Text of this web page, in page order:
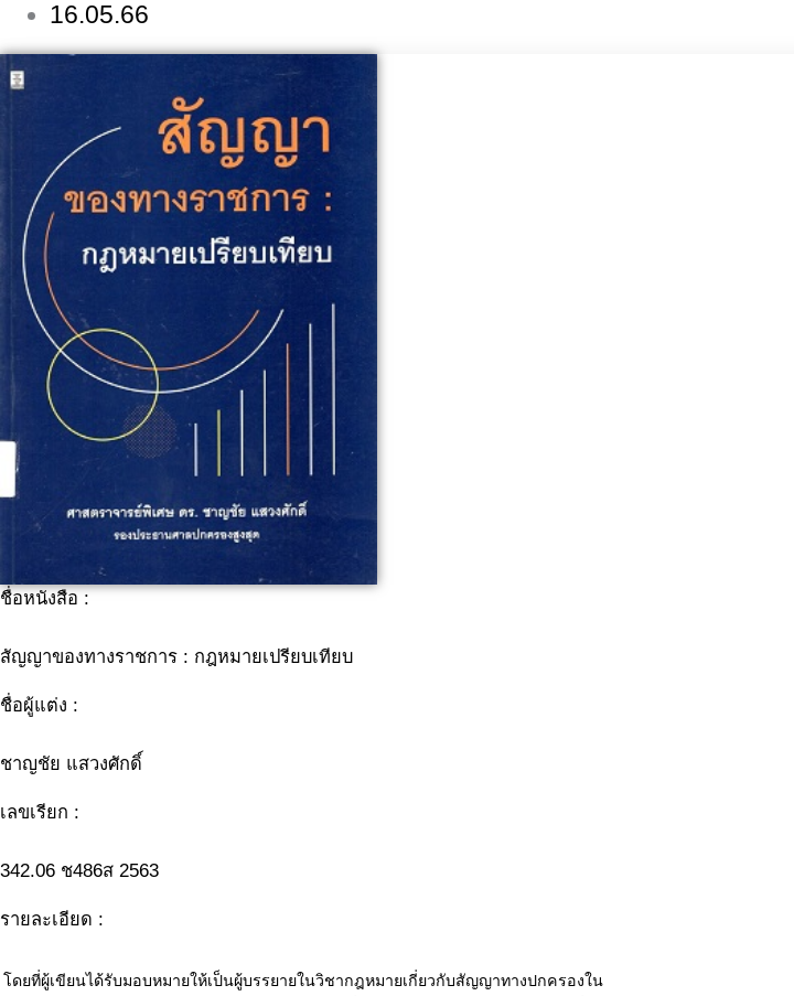
16.05.66
ชื่อหนังสือ :
สัญญาของทางราชการ : กฎหมายเปรียบเทียบ
ชื่อผู้แต่ง :
ชาญชัย แสวงศักดิ์
เลขเรียก :
342.06 ช486ส 2563
รายละเอียด :
โดยที่ผู้เขียนได้รับมอบหมายให้เป็นผู้บรรยายในวิชากฎหมายเกี่ยวกับสัญญาทางปกครองใน